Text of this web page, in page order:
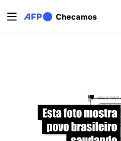
Checamos
Abas primárias